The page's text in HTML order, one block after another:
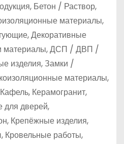
Бетон / Раствор,
материалы,
Декоративные
материалы, ДСП / ДВП /
изделия, Замки /
материалы,
Керамогранит,
для дверей,
Крепёжные изделия,
Кровельные работы,